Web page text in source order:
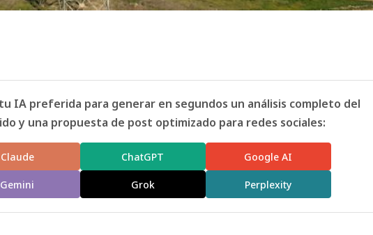
IA preferida para generar en segundos un análisis completo del
y una propuesta de post optimizado para redes sociales:
Claude ChatGPT Google AI
Gemini Grok Perplexity